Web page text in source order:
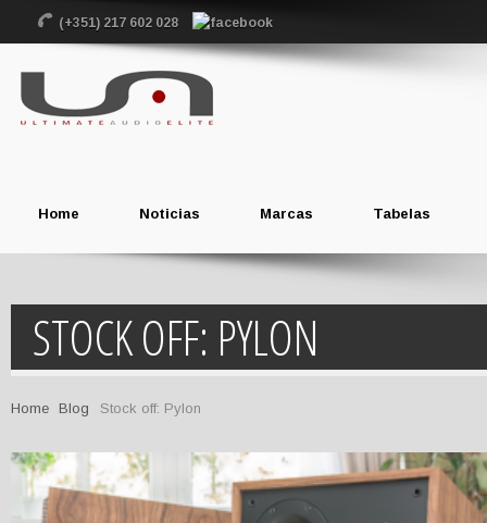
(+351) 217 602 028
Home Noticias Marcas Tabelas
STOCK OFF: PYLON
Home Blog Stock off: Pylon